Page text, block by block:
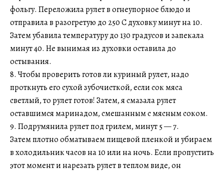
фольгу. Переложила рулет в огнеупорное блюдо и
отправила в разогретую до 250 С духовку минут на 10.
Затем убавила температуру до 130 градусов и запекала
минут 40. Не вынимая из духовки оставила до
остывания.
8. Чтобы проверить готов ли куриный рулет, надо
проткнуть его сухой зубочисткой, если сок мяса
светлый, то рулет готов! Затем, я смазала рулет
оставшимся маринадом, смешанным с мясным соком.
9. Подрумянила рулет под грилем, минут 5 — 7.
Затем плотно обматываем пищевой пленкой и убираем
в холодильник часов на 10 или на ночь. Если пропустить
этот момент и нарезать рулет в теплом виде, он